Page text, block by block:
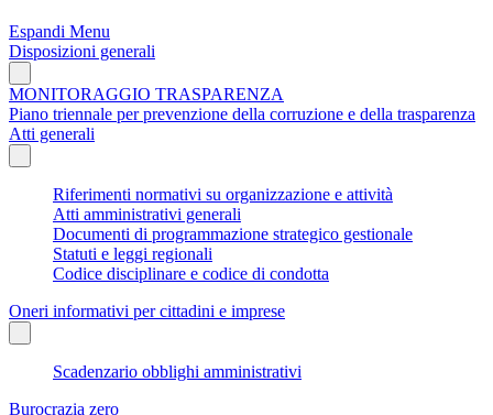
Espandi Menu
Disposizioni generali
MONITORAGGIO TRASPARENZA
Piano triennale per prevenzione della corruzione e della trasparenza
Atti generali
Riferimenti normativi su organizzazione e attività
Atti amministrativi generali
Documenti di programmazione strategico gestionale
Statuti e leggi regionali
Codice disciplinare e codice di condotta
Oneri informativi per cittadini e imprese
Scadenzario obblighi amministrativi
Burocrazia zero